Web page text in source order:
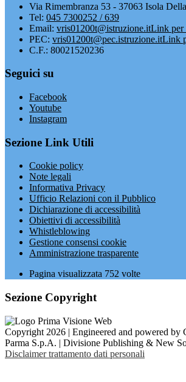
Via Rimembranza 53 - 37063 Isola
Tel: 045 7300252 / 639
Email: vris01200t@istruzione.itLink per
PEC: vris01200t@pec.istruzione.itLink
C.F.: 80021520236
Seguici su
Facebook
Youtube
Instagram
Sezione Link Utili
Cookie policy
Note legali
Informativa Privacy
Ufficio Relazioni con il Pubblico
Dichiarazione di accessibilità
Obiettivi di accessibilità
Whistleblowing
Gestione consensi cookie
Amministrazione trasparente
Pagina visualizzata 752 volte
Sezione Copyright
Copyright 2026 | Engineered and powered by
Parma S.p.A. | Divisione Publishing & New
Disclaimer trattamento dati personali